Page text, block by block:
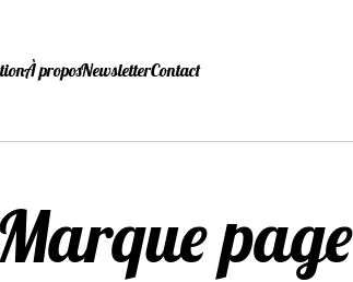
À proposNewsletterContact
Marque